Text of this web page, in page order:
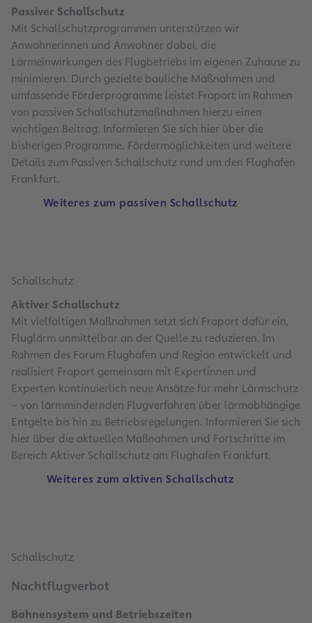
Passiver Schallschutz
Mit Schallschutzprogrammen unterstützen wir
Anwohnerinnen und Anwohner dabei, die
Lärmeinwirkungen des Flugbetriebs im eigenen Zuhause zu
minimieren. Durch gezielte bauliche Maßnahmen und
umfassende Förderprogramme leistet Fraport im Rahmen
von passiven Schallschutzmaßnahmen hierzu einen
wichtigen Beitrag. Informieren Sie sich hier über die
bisherigen Programme, Fördermöglichkeiten und weitere
Details zum Passiven Schallschutz rund um den Flughafen
Frankfurt.
Weiteres zum passiven Schallschutz
Schallschutz
Aktiver Schallschutz
Mit vielfältigen Maßnahmen setzt sich Fraport dafür ein,
Fluglärm unmittelbar an der Quelle zu reduzieren. Im
Rahmen des Forum Flughafen und Region entwickelt und
realisiert Fraport gemeinsam mit Expertinnen und
Experten kontinuierlich neue Ansätze für mehr Lärmschutz
– von lärmmindernden Flugverfahren über lärmabhängige
Entgelte bis hin zu Betriebsregelungen. Informieren Sie sich
hier über die aktuellen Maßnahmen und Fortschritte im
Bereich Aktiver Schallschutz am Flughafen Frankfurt.
Weiteres zum aktiven Schallschutz
Schallschutz
Nachtflugverbot
Bahnensystem und Betriebszeiten